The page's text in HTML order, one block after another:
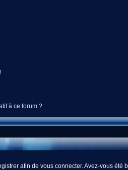
à ce forum ?
afin de vous connecter. Avez-vous